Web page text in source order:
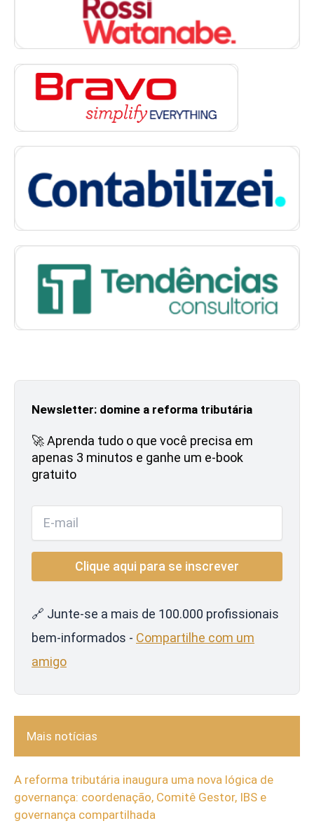
Newsletter: domine a reforma tributária
🚀 Aprenda tudo o que você precisa em
apenas 3 minutos e ganhe um e-book
gratuito
🔗 Junte-se a mais de 100.000 profissionais
bem-informados - Compartilhe com um
amigo
Mais notícias
A reforma tributária inaugura uma nova lógica de
governança: coordenação, Comitê Gestor, IBS e
governança compartilhada